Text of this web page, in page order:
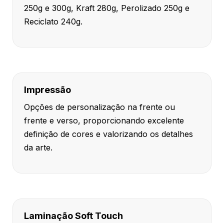
250g e 300g, Kraft 280g, Perolizado 250g e
Reciclato 240g.
Impressão
Opções de personalização na frente ou
frente e verso, proporcionando excelente
definição de cores e valorizando os detalhes
da arte.
Laminação Soft Touch